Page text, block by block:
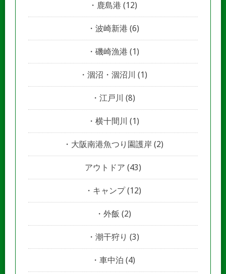
鹿島港 (12)
波崎新港 (6)
磯崎漁港 (1)
涸沼・涸沼川 (1)
江戸川 (8)
横十間川 (1)
大阪南港魚つり園護岸 (2)
アウトドア (43)
キャンプ(12)
外飯 (2)
潮干狩り (3)
車中泊 (4)